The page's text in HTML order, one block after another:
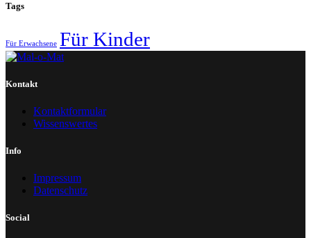
Tags
Für Erwachsene Für Kinder
Kontakt
Kontaktformular
Wissenswertes
Info
Impressum
Datenschutz
Social